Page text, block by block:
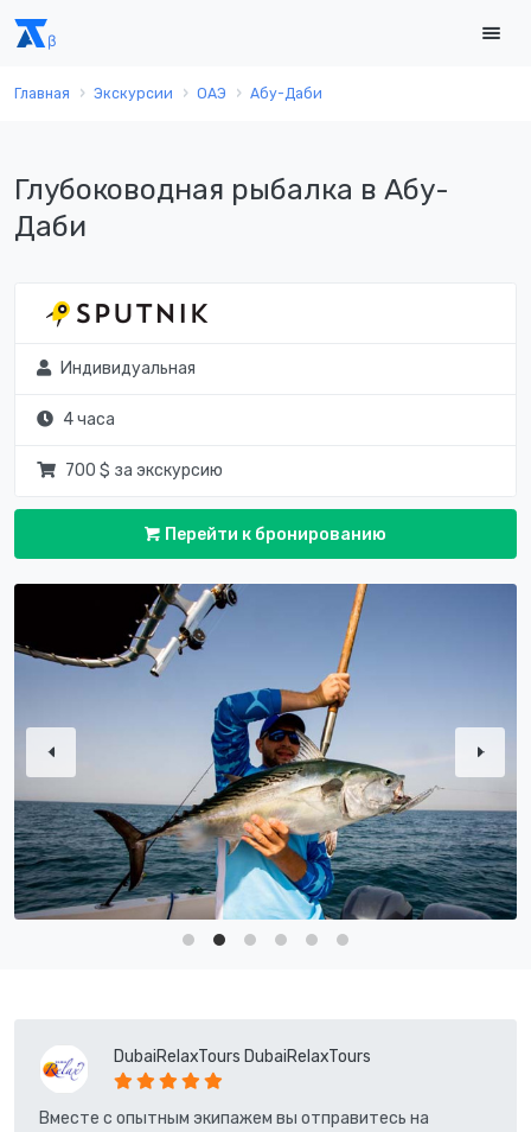
Главная Экскурсии ОАЭ Абу-Даби
Глубоководная рыбалка в Абу-
Даби
Индивидуальная
4 часа
700 $ за экскурсию
Перейти к бронированию
DubaiRelaxTours DubaiRelaxTours
Вместе с опытным экипажем вы отправитесь на